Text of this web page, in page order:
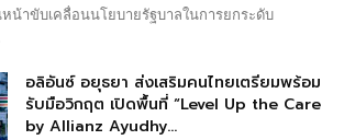
น้าขับเคลื่อนนโยบายรัฐบาลในการยกระดับ
อลิอันซ์ อยุธยา ส่งเสริมคนไทยเตรียมพร้อม
รับมือวิกฤต เปิดพื้นที่ “Level Up the Care
by Allianz Ayudhy...